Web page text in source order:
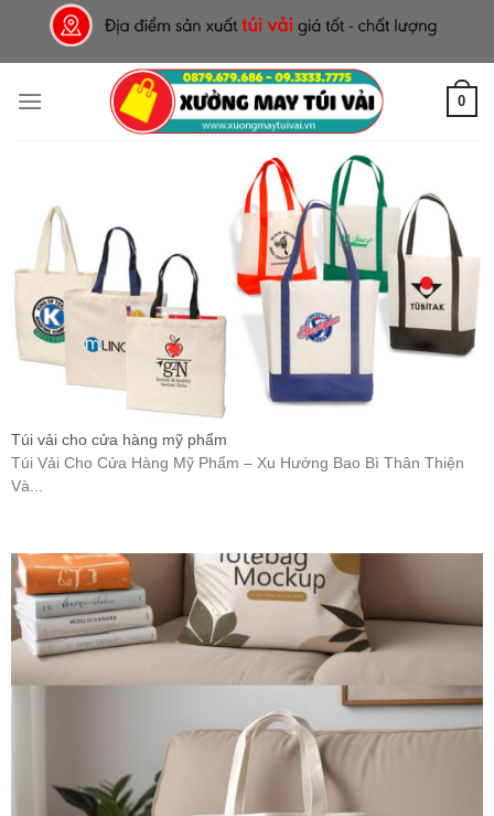
content
0
Túi vải cho cửa hàng mỹ phẩm
Túi Vải Cho Cửa Hàng Mỹ Phẩm – Xu Hướng Bao Bì Thân Thiện
Và...